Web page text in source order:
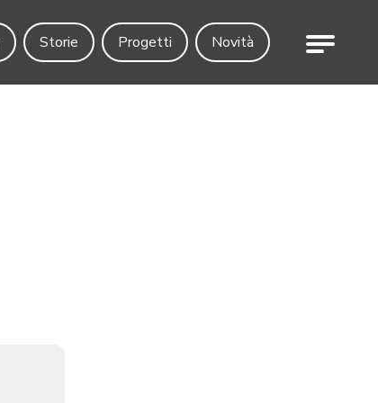
Storie Progetti Novità Menu